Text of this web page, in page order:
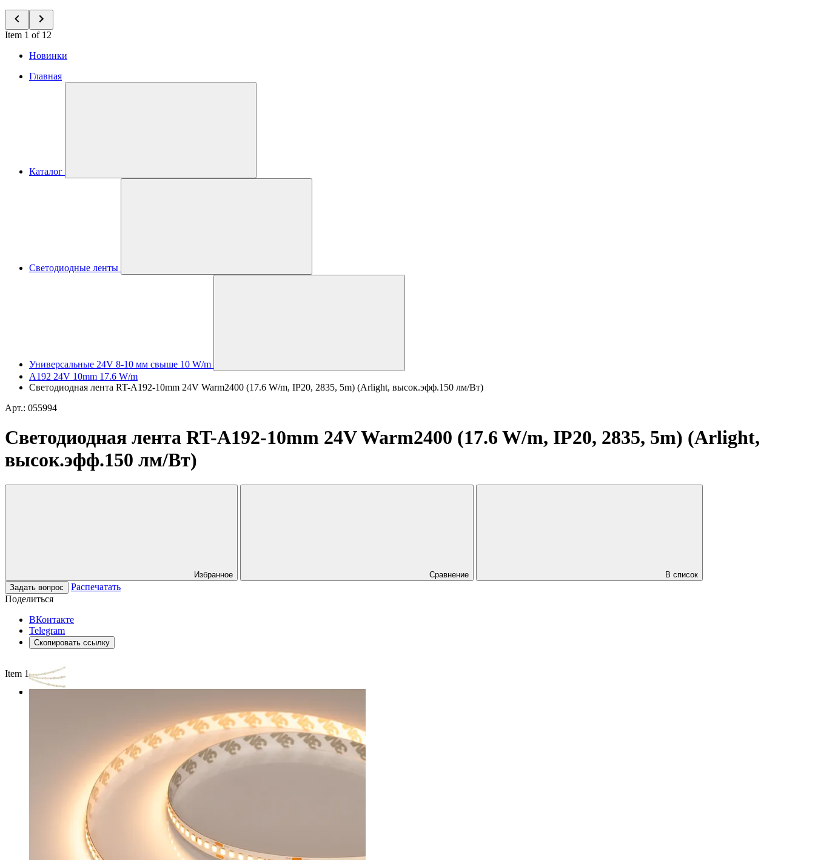
Item 1 of 12
Новинки
Главная
Каталог
Светодиодные ленты
Универсальные 24V 8-10 мм свыше 10 W/m
A192 24V 10mm 17.6 W/m
Светодиодная лента RT-A192-10mm 24V Warm2400 (17.6 W/m, IP20, 2835, 5m) (Arlight, высок.эфф.150 лм/Вт)
Арт.: 055994
Светодиодная лента RT-A192-10mm 24V Warm2400 (17.6 W/m, IP20, 2835, 5m) (Arlight,
высок.эфф.150 лм/Вт)
Избранное Сравнение
В список
Задать вопрос
Распечатать
Поделиться
ВКонтакте
Telegram
Скопировать ссылку
Item 1 of 3